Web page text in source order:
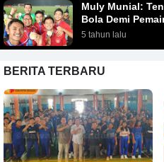
Muly Munial:
Bola Demi
5 tahun lalu
BERITA TERBARU